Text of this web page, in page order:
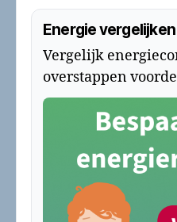
Energie
Vergelijk
overstappen